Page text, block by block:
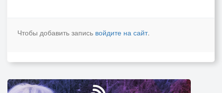
Чтобы добавить запись войдите на сайт.